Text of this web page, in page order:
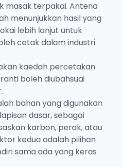
masak terpakai. Antena
menunjukkan hasil yang
lebih lanjut untuk
cetak dalam industri
kaedah percetakan
boleh diubahsuai
bahan yang digunakan
dasar, sebagai
karbon, perak, atau
kedua adalah pilihan
sama ada yang keras